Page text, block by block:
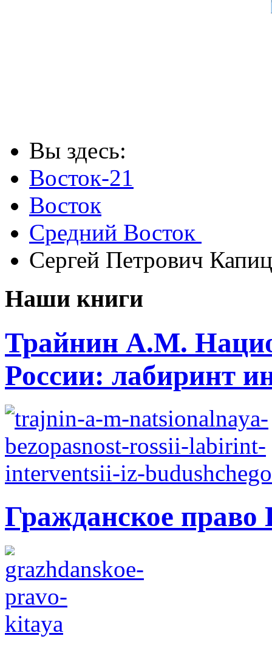
Вы здесь:
Восток-21
Восток
Средний Восток
Сергей Петрович
Наши книги
Трайнин А.М.
России: лабиринт
Гражданское право